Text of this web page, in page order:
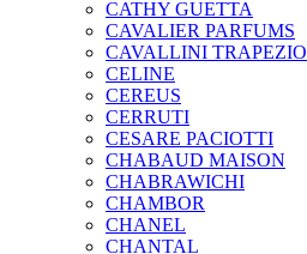
CATHY GUETTA
CAVALIER PARFUMS
CAVALLINI TRAPEZIO
CELINE
CEREUS
CERRUTI
CESARE PACIOTTI
CHABAUD MAISON
CHABRAWICHI
CHAMBOR
CHANEL
CHANTAL